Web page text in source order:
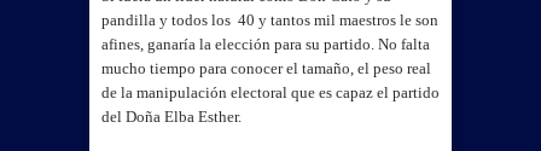
pandilla y todos los 40 y tantos mil maestros le son
afines, ganaría la elección para su partido. No falta
mucho tiempo para conocer el tamaño, el peso real
de la manipulación electoral que es capaz el partido
del Doña Elba Esther.